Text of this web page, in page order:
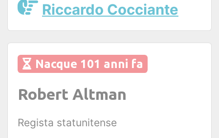
Riccardo Cocciante
Nacque 101 anni fa
Robert Altman
Regista statunitense